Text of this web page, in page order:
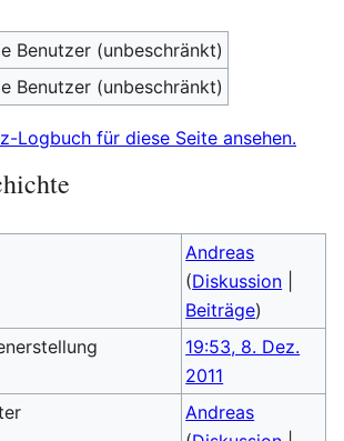
Benutzer (unbeschränkt)
Benutzer (unbeschränkt)
Logbuch für diese Seite ansehen.
Andreas
(Diskussion
Beiträge)
19:53, 8. Dez.
2011
Andreas